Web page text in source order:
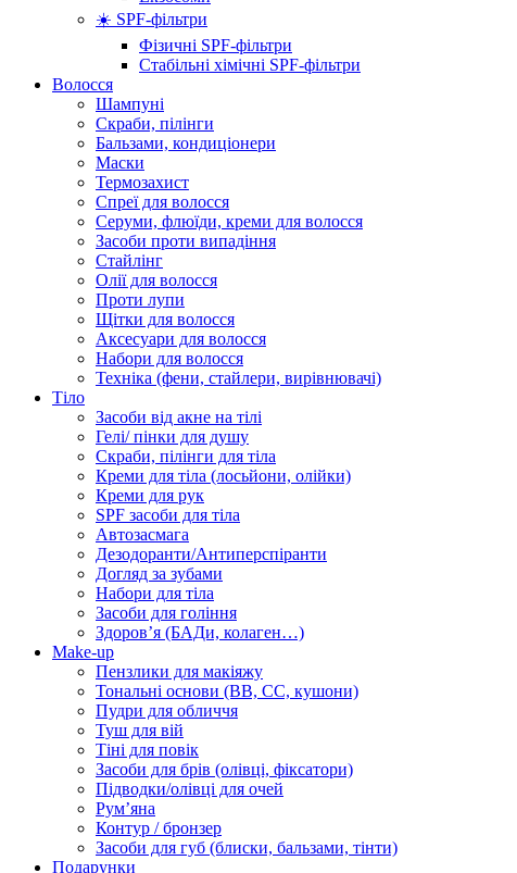
☀️ SPF-фільтри
Фізичні SPF-фільтри
Стабільні хімічні SPF-фільтри
Волосся
Шампуні
Скраби, пілінги
Бальзами, кондиціонери
Маски
Термозахист
Спреї для волосся
Серуми, флюїди, креми для волосся
Засоби проти випадіння
Стайлінг
Олії для волосся
Проти лупи
Щітки для волосся
Аксесуари для волосся
Набори для волосся
Техніка (фени, стайлери, вирівнювачі)
Тіло
Засоби від акне на тілі
Гелі/ пінки для душу
Скраби, пілінги для тіла
Креми для тіла (лосьйони, олійки)
Креми для рук
SPF засоби для тіла
Автозасмага
Дезодоранти/Антиперспіранти
Догляд за зубами
Набори для тіла
Засоби для гоління
Здоровʼя (БАДи, колаген…)
Make-up
Пензлики для макіяжу
Тональні основи (BB, CC, кушони)
Пудри для обличчя
Туш для вій
Тіні для повік
Засоби для брів (олівці, фіксатори)
Підводки/олівці для очей
Румʼяна
Контур / бронзер
Засоби для губ (блиски, бальзами, тінти)
Подарунки